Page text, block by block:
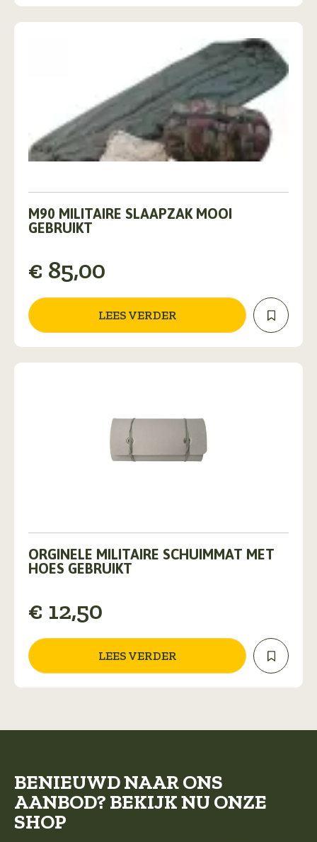
M90 MILITAIRE SLAAPZAK MOOI
GEBRUIKT
€ 85,00
LEES VERDER
ORGINELE MILITAIRE SCHUIMMAT MET
HOES GEBRUIKT
€ 12,50
LEES VERDER
BENIEUWD NAAR ONS
AANBOD? BEKIJK NU ONZE
SHOP